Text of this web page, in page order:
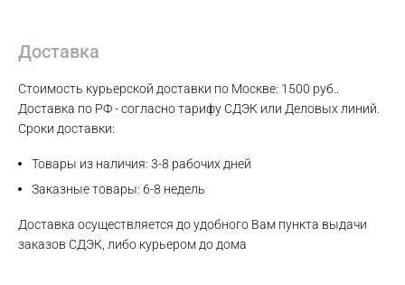
Доставка
Стоимость курьерской доставки по Москве: 1500 руб..
Доставка по РФ - согласно тарифу СДЭК или Деловых линий.
Сроки доставки:
Товары из наличия: 3-8 рабочих дней
Заказные товары: 6-8 недель
Доставка осуществляется до удобного Вам пункта выдачи
заказов СДЭК, либо курьером до дома